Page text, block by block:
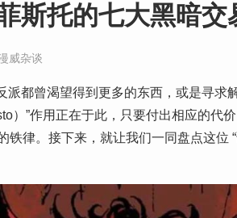
斯托的七大黑暗
威杂谈
派都曾渴望得到更多的东西，或是寻求
）”作用正在于此，只要付出相应的
铁律。接下来，就让我们一同盘点这位